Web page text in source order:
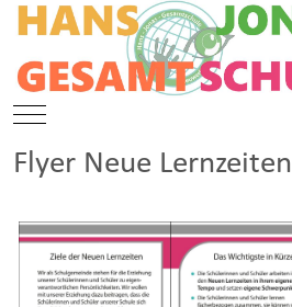
Mobile Menu Toggle
Flyer Neue Lernzeiten